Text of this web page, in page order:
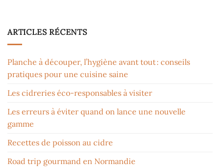
ARTICLES RÉCENTS
Planche à découper, l’hygiène avant tout : conseils
pratiques pour une cuisine saine
Les cidreries éco-responsables à visiter
Les erreurs à éviter quand on lance une nouvelle
gamme
Recettes de poisson au cidre
Road trip gourmand en Normandie